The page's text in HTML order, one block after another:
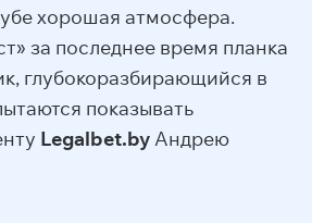
хорошая атмосфера.
за последнее время планка
глубокоразбирающийся в
показывать
Legalbet.byАндрею